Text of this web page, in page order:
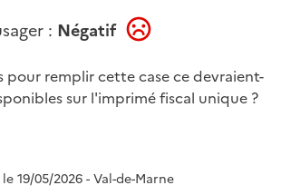
: Négatif
pour remplir cette case ce devraient-
sur l'imprimé fiscal unique ?
le 19/05/2026 - Val-de-Marne